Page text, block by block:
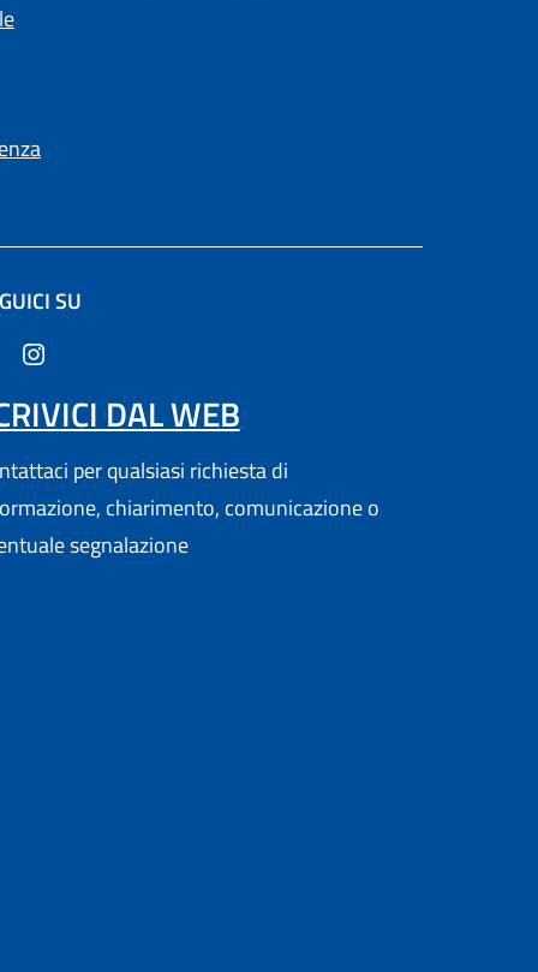
scheda).
SU
DAL WEB
per qualsiasi richiesta di
chiarimento, comunicazione o
segnalazione